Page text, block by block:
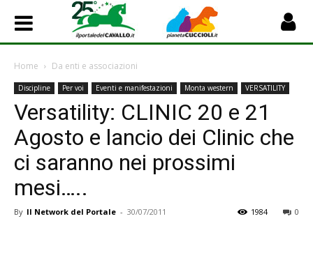
Home Da enti e associazioni
Discipline Per voi Eventi e manifestazioni Monta western VERSATILITY
Versatility: CLINIC 20 e 21
Agosto e lancio dei Clinic che
ci saranno nei prossimi
mesi…..
By Il Network del Portale - 30/07/2011 0
1984